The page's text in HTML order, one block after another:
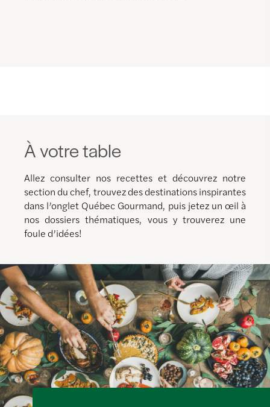
À votre table
Allez consulter nos recettes et découvrez notre
section du chef, trouvez des destinations inspirantes
dans l’onglet Québec Gourmand, puis jetez un œil à
nos dossiers thématiques, vous y trouverez une
foule d’idées!